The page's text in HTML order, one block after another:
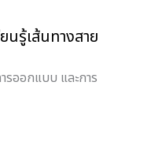
รู้เส้นทางสาย
รออกแบบ และการ